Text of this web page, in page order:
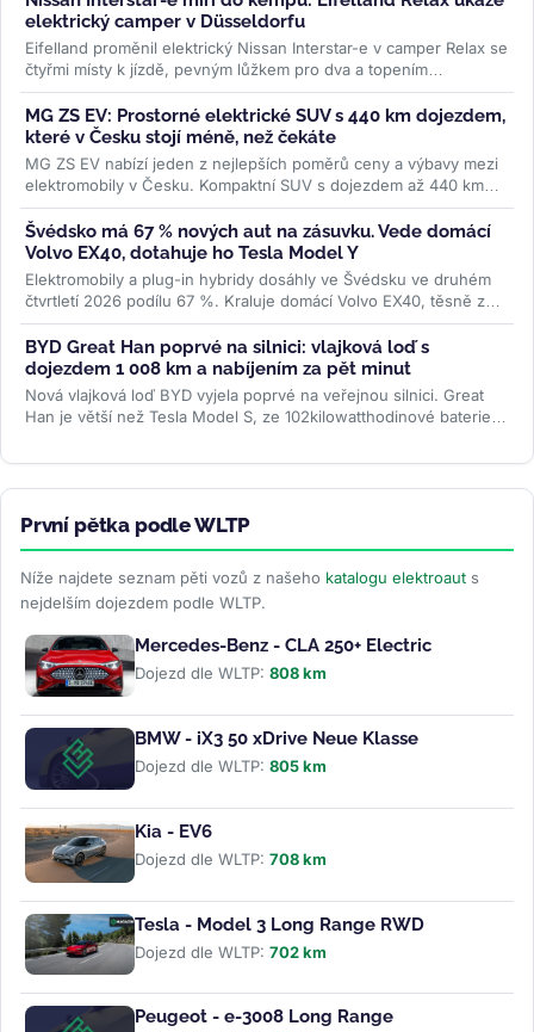
elektrický camper v Düsseldorfu
Eifelland proměnil elektrický Nissan Interstar-e v camper Relax se
čtyřmi místy k jízdě, pevným lůžkem pro dva a topením
napájeným z...>>
MG ZS EV: Prostorné elektrické SUV s 440 km dojezdem,
které v Česku stojí méně, než čekáte
MG ZS EV nabízí jeden z nejlepších poměrů ceny a výbavy mezi
elektromobily v Česku. Kompaktní SUV s dojezdem až 440 km
WLTP a 7letou...>>
Švédsko má 67 % nových aut na zásuvku. Vede domácí
Volvo EX40, dotahuje ho Tesla Model Y
Elektromobily a plug-in hybridy dosáhly ve Švédsku ve druhém
čtvrtletí 2026 podílu 67 %. Kraluje domácí Volvo EX40, těsně za
ním Tesla...>>
BYD Great Han poprvé na silnici: vlajková loď s
dojezdem 1 008 km a nabíjením za pět minut
Nová vlajková loď BYD vyjela poprvé na veřejnou silnici. Great
Han je větší než Tesla Model S, ze 102kilowatthodinové baterie
První pětka podle WLTP
Níže najdete seznam pěti vozů z našeho katalogu elektroaut s
nejdelším dojezdem podle WLTP.
Mercedes-Benz - CLA 250+ Electric
Dojezd dle WLTP: 808 km
BMW - iX3 50 xDrive Neue Klasse
Dojezd dle WLTP: 805 km
Kia - EV6
Dojezd dle WLTP: 708 km
Tesla - Model 3 Long Range RWD
Dojezd dle WLTP: 702 km
Peugeot - e-3008 Long Range